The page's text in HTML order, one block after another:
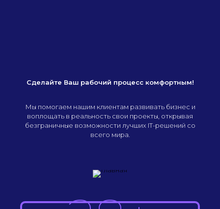
Сделайте Ваш рабочий процесс комфортным!
Мы помогаем нашим клиентам развивать бизнес и
воплощать в реальность свои проекты, открывая
безграничные возможности лучших IT-решений со
всего мира.